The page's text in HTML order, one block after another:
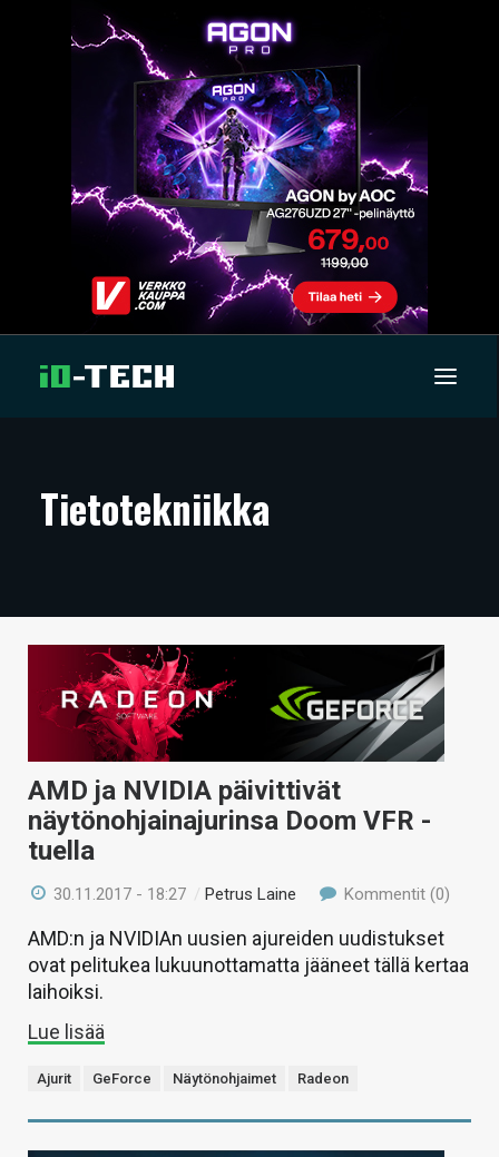
ARTIKKELIT
TECHBBS
HINTA.FI
KAUPPA
VAIHDA TEEMA
Tietotekniikka
AMD ja NVIDIA päivittivät
näytönohjainajurinsa Doom VFR -
tuella
30.11.2017 - 18:27 /Petrus Laine Kommentit (0)
AMD:n ja NVIDIAn uusien ajureiden uudistukset
ovat pelitukea lukuunottamatta jääneet tällä kertaa
laihoiksi.
Lue lisää
Ajurit GeForce Näytönohjaimet Radeon